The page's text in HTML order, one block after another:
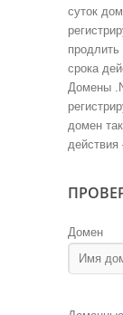
суток
продлить
срока
Домены
домен
действия
Домен